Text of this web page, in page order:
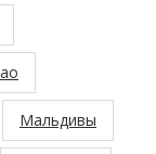
Мальдивы